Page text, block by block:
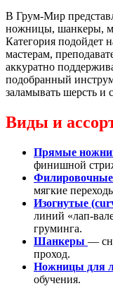
В Грум-Мир
ножницы, шанкеры,
Категория подойдет
мастерам,
аккуратно
подобранный
заламывать шерсть и
Виды и
Прямые
финишной
мягкие
Изогнутые
линий «лап-
груминга.
Шанкеры —
проход.
Ножницы для
обучения.